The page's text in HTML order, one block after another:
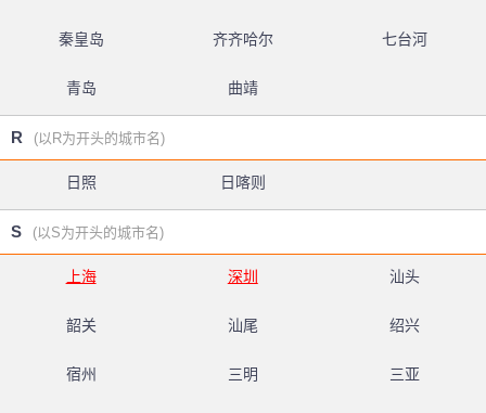
秦皇岛 齐齐哈尔 七台河
青岛 曲靖
R (以R为开头的城市名)
日照 日喀则
S (以S为开头的城市名)
上海 深圳 汕头
韶关 汕尾 绍兴
宿州 三明 三亚